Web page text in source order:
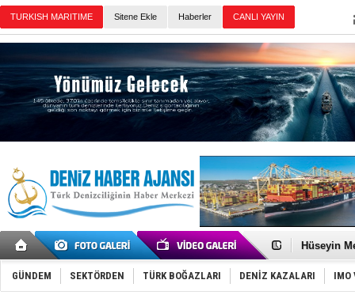
TURKISH MARITIME Sitene Ekle Haberler CANLI YAYIN
Hüseyin
Hat-San
Med
GÜNDEM SEKTÖRDEN TÜRK BOĞAZLARI DENİZ KAZALARI IMO